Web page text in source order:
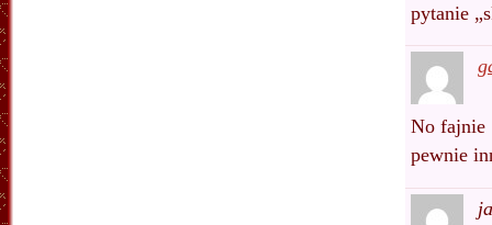
pytanie
No fajnie
pewnie